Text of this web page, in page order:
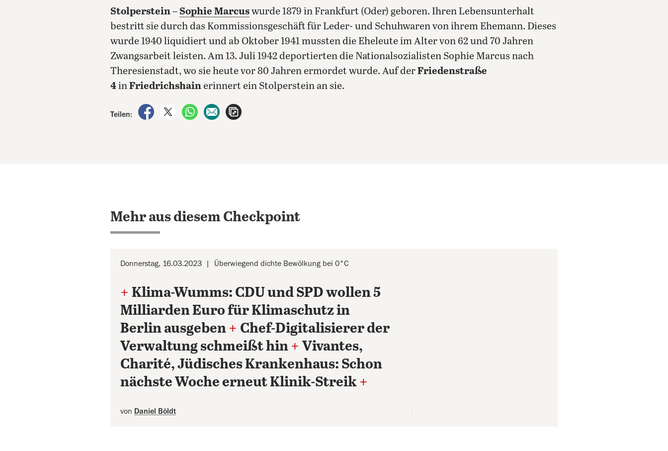
Stolperstein– Sophie Marcuswurde 1879 in Frankfurt (Oder) geboren. Ihren Lebensunterhalt
bestritt sie durch das Kommissionsgeschäft für Leder- und Schuhwaren von ihrem Ehemann. Dieses
wurde 1940 liquidiert und ab Oktober 1941 mussten die Eheleute im Alter von 62 und 70 Jahren
Zwangsarbeit leisten. Am 13. Juli 1942 deportierten die Nationalsozialisten Sophie Marcus nach
Theresienstadt, wo sie heute vor 80 Jahren ermordet wurde. Auf derFriedenstraße
4inFriedrichshainerinnert ein Stolperstein an sie.
Teilen:
auf Facebook teilen
auf X teilenper WhatsApp teilen
per E-Mail teilen
Mehr aus diesem Checkpoint
Donnerstag, 16.03.2023 Überwiegend dichte Bewölkung bei 0°C
+ Klima-Wumms: CDU und SPD wollen 5
Milliarden Euro für Klimaschutz in
Berlin ausgeben + Chef-Digitalisierer der
Verwaltung schmeißt hin + Vivantes,
Charité, Jüdisches Krankenhaus: Schon
nächste Woche erneut Klinik-Streik +
von Daniel Böldt